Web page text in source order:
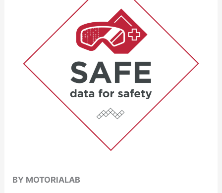
BY MOTORIALAB